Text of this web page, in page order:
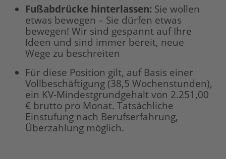
Fußabdrücke hinterlassen: Sie wollen
etwas bewegen – Sie dürfen etwas
bewegen! Wir sind gespannt auf Ihre
Ideen und sind immer bereit, neue
Wege zu beschreiten
Für diese Position gilt, auf Basis einer
Vollbeschäftigung (38,5 Wochenstunden),
ein KV-Mindestgrundgehalt von 2.251,00
€ brutto pro Monat. Tatsächliche
Einstufung nach Berufserfahrung,
Überzahlung möglich.